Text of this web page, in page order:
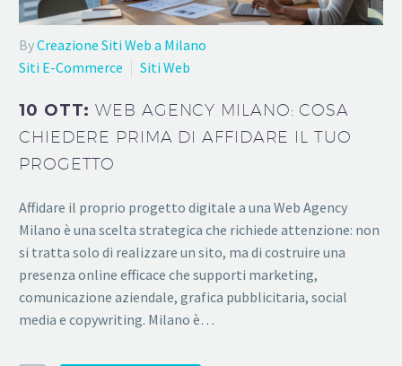
ByCreazione Siti Web a Milano
Siti E-Commerce
Siti Web
10 OTT:WEB AGENCY MILANO: COSA
CHIEDERE PRIMA DI AFFIDARE IL TUO
PROGETTO
Affidare il proprio progetto digitale a una Web Agency
Milano è una scelta strategica che richiede attenzione: non
si tratta solo di realizzare un sito, ma di costruire una
presenza online efficace che supporti marketing,
comunicazione aziendale, grafica pubblicitaria, social
media e copywriting. Milano è…